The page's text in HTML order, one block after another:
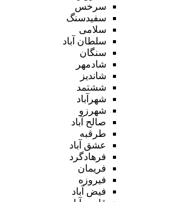
سرخس
سفیدسنگ
سلامی
سلطان آباد
سنگان
شادمهر
شاندیز
ششتمد
شهرآباد
شهرزو
صالح آباد
طرقبه
عشق آباد
فرهادگرد
فریمان
فیروزه
فیض آباد